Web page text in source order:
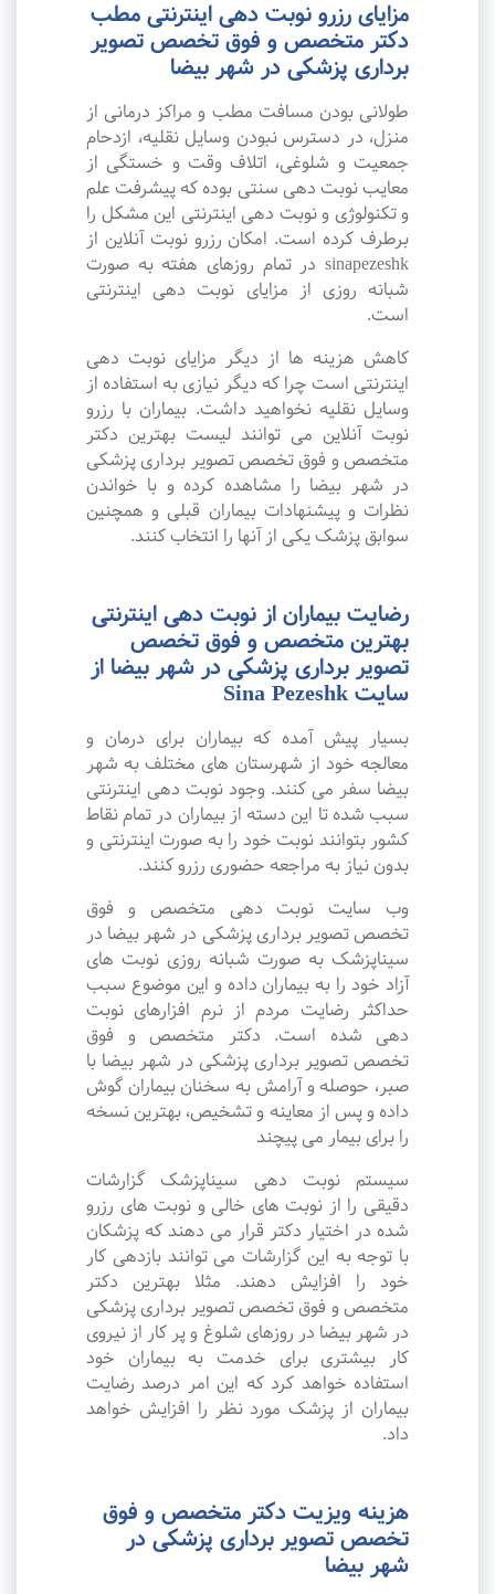
مزایای رزرو نوبت دهی اینترنتی مطب
دکتر متخصص و فوق تخصص تصویر
برداری پزشکی در شهر بیضا
طولانی بودن مسافت مطب و مراکز درمانی از
منزل، در دسترس نبودن وسایل نقلیه، ازدحام
جمعیت و شلوغی، اتلاف وقت و خستگی از
معایب نوبت دهی سنتی بوده که پیشرفت علم
و تکنولوژی و نوبت دهی اینترنتی این مشکل را
برطرف کرده است. امکان رزرو نوبت آنلاین از
sinapezeshk در تمام روزهای هفته به صورت
شبانه روزی از مزایای نوبت دهی اینترنتی
است.
کاهش هزینه ها از دیگر مزایای نوبت دهی
اینترنتی است چرا که دیگر نیازی به استفاده از
وسایل نقلیه نخواهید داشت. بیماران با رزرو
نوبت آنلاین می توانند لیست بهترین دکتر
متخصص و فوق تخصص تصویر برداری پزشکی
در شهر بیضا را مشاهده کرده و با خواندن
نظرات و پیشنهادات بیماران قبلی و همچنین
سوابق پزشک یکی از آنها را انتخاب کنند.
رضایت بیماران از نوبت دهی اینترنتی
بهترین متخصص و فوق تخصص
تصویر برداری پزشکی در شهر بیضا از
سایت Sina Pezeshk
بسیار پیش آمده که بیماران برای درمان و
معالجه خود از شهرستان های مختلف به شهر
بیضا سفر می کنند. وجود نوبت دهی اینترنتی
سبب شده تا این دسته از بیماران در تمام نقاط
کشور بتوانند نوبت خود را به صورت اینترنتی و
بدون نیاز به مراجعه حضوری رزرو کنند.
وب سایت نوبت دهی متخصص و فوق
تخصص تصویر برداری پزشکی در شهر بیضا در
سیناپزشک به صورت شبانه روزی نوبت های
آزاد خود را به بیماران داده و این موضوع سبب
حداکثر رضایت مردم از نرم افزارهای نوبت
دهی شده است. دکتر متخصص و فوق
تخصص تصویر برداری پزشکی در شهر بیضا با
صبر، حوصله و آرامش به سخنان بیماران گوش
داده و پس از معاینه و تشخیص، بهترین نسخه
را برای بیمار می پیچند
سیستم نوبت دهی سیناپزشک گزارشات
دقیقی را از نوبت های خالی و نوبت های رزرو
شده در اختیار دکتر قرار می دهند که پزشکان
با توجه به این گزارشات می توانند بازدهی کار
خود را افزایش دهند. مثلا بهترین دکتر
متخصص و فوق تخصص تصویر برداری پزشکی
در شهر بیضا در روزهای شلوغ و پر کار از نیروی
کار بیشتری برای خدمت به بیماران خود
استفاده خواهد کرد که این امر درصد رضایت
بیماران از پزشک مورد نظر را افزایش خواهد
داد.
هزینه ویزیت دکتر متخصص و فوق
تخصص تصویر برداری پزشکی در
شهر بیضا